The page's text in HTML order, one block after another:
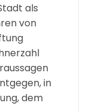
als
von
in
dem